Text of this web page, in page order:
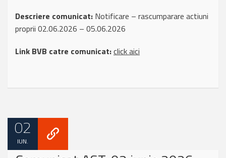
Descriere comunicat: Notificare – rascumparare actiuni
proprii 02.06.2026 – 05.06.2026
Link BVB catre comunicat:click aici
02
IUN.